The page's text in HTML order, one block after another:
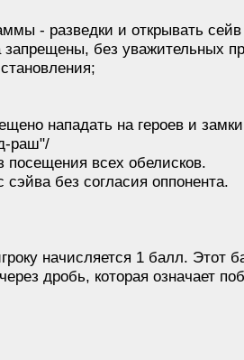
- разведки и открывать
запрещены, без уважительных
нападать на героев и
раш"/
посещения всех обелисков.
без согласия оппонента.
начисляется 1 балл. Этот
дробь, которая означает